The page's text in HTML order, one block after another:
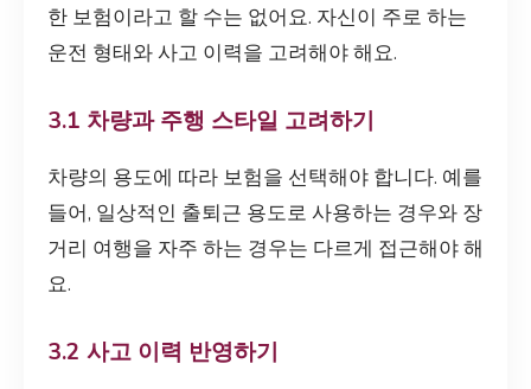
한 보험이라고 할 수는 없어요. 자신이 주로 하는
운전 형태와 사고 이력을 고려해야 해요.
3.1 차량과 주행 스타일 고려하기
차량의 용도에 따라 보험을 선택해야 합니다. 예를
들어, 일상적인 출퇴근 용도로 사용하는 경우와 장
거리 여행을 자주 하는 경우는 다르게 접근해야 해
요.
3.2 사고 이력 반영하기